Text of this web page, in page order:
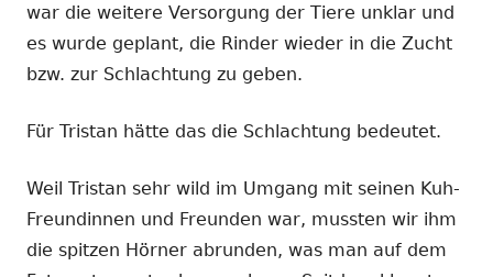
war die weitere Versorgung der Tiere unklar und
es wurde geplant, die Rinder wieder in die Zucht
bzw. zur Schlachtung zu geben.
Für Tristan hätte das die Schlachtung bedeutet.
Weil Tristan sehr wild im Umgang mit seinen Kuh-
Freundinnen und Freunden war, mussten wir ihm
die spitzen Hörner abrunden, was man auf dem